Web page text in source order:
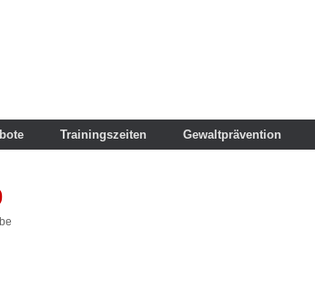
Trainingszeiten Gewaltprävention